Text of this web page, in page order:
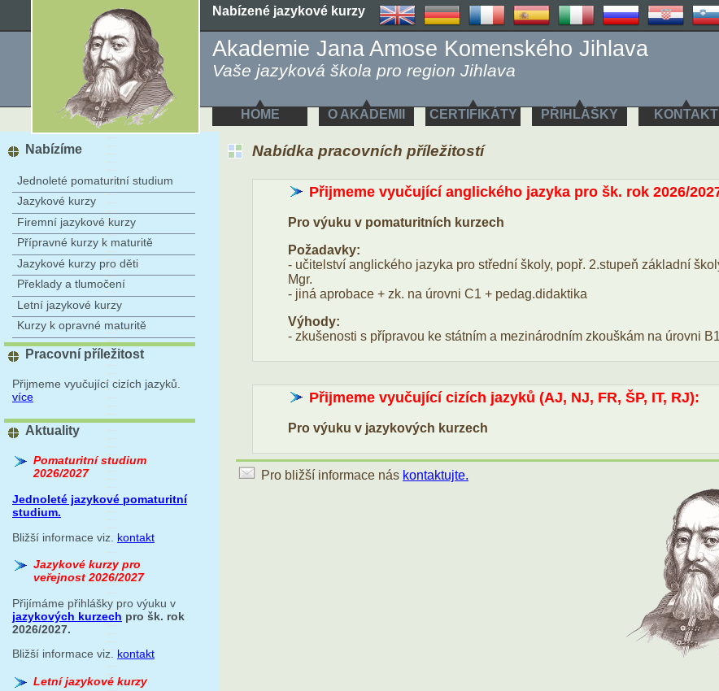
Nabízené jazykové kurzy
Akademie Jana Amose Komenského Jihlava
Vaše jazyková škola pro region Jihlava
HOME O AKADEMII CERTIFIKÁTY PŘIHLÁŠKY KONTAKT
Nabízíme
Jednoleté pomaturitní studium
Jazykové kurzy
Firemní jazykové kurzy
Přípravné kurzy k maturitě
Jazykové kurzy pro děti
Překlady a tlumočení
Letní jazykové kurzy
Kurzy k opravné maturitě
Pracovní příležitost
Přijmeme vyučující cizích jazyků.
více
Aktuality
Pomaturitní studium
2026/2027
Jednoleté jazykové pomaturitní
studium.
Bližší informace viz.kontakt
Jazykové kurzy pro
veřejnost 2026/2027
Přijímáme přihlášky pro výuku v
jazykových kurzech pro šk. rok
2026/2027.
Bližší informace viz.kontakt
Letní jazykové kurzy
Nabídka pracovních příležitostí
Přijmeme vyučující anglického jazyka pro šk. rok 2026/
Pro výuku v pomaturitních kurzech
Požadavky:
- učitelství anglického jazyka pro střední školy, popř. 2.stupeň základní
Mgr.
- jiná aprobace + zk. na úrovni C1 + pedag.didaktika
Výhody:
- zkušenosti s přípravou ke státním a mezinárodním zkouškám na úrovni
Přijmeme vyučující cizích jazyků (AJ, NJ, FR, ŠP, IT, RJ):
Pro výuku v jazykových kurzech
Pro bližší informace nás kontaktujte.